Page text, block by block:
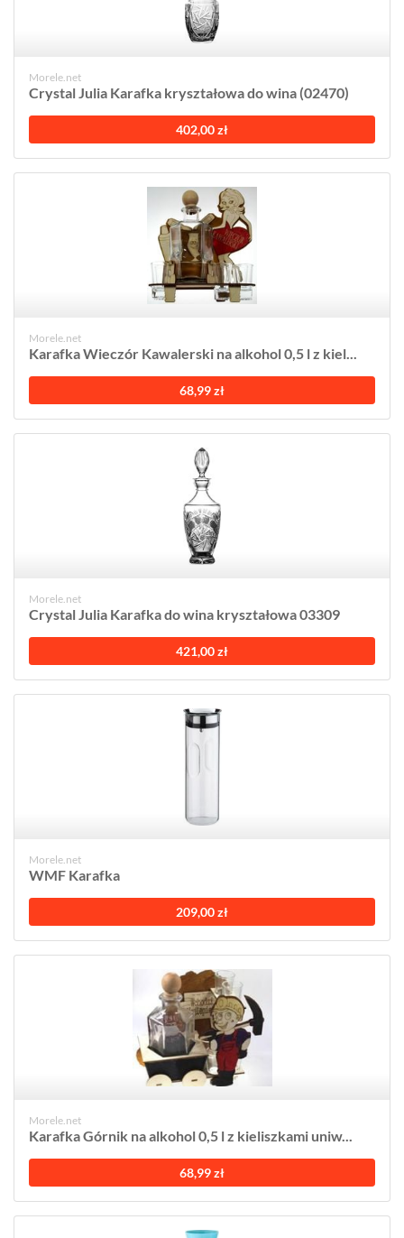
Morele.net
Crystal Julia Karafka kryształowa do wina (02470)
402,00 zł
Morele.net
Karafka Wieczór Kawalerski na alkohol 0,5 l z kiel...
68,99 zł
Morele.net
Crystal Julia Karafka do wina kryształowa 03309
421,00 zł
Morele.net
WMF Karafka
209,00 zł
Morele.net
Karafka Górnik na alkohol 0,5 l z kieliszkami uniw...
68,99 zł